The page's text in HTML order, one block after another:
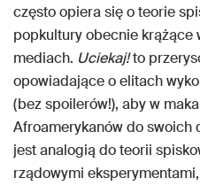
często opiera się o teorie
popkultury obecnie krążące
mediach. Uciekaj!to
opowiadające o elitach
(bez spoilerów!), aby w
Afroamerykanów do swoich
jest analogią do teorii
rządowymi